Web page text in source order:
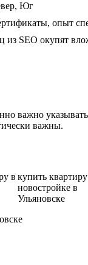
Юг
опыт
из SEO окупят
важно
важны.
в купить
новостройке в
Ульяновске